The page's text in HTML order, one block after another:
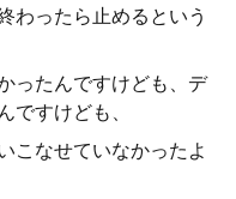
わったら止めるという
ったんですけども、デ
ですけども、
こなせていなかったよ